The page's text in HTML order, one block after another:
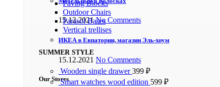
15.12.2021 No Comments
ИКЕА в Евпатории, магазин Эль-хоум
15.12.2021 No Comments
Our Stores
Paving Blocks
Outdoor Chairs
Parasol Bases
Vertical trellises
SUMMER STYLE
Wooden single drawer399 ₽
Smart watches wood edition 599 ₽